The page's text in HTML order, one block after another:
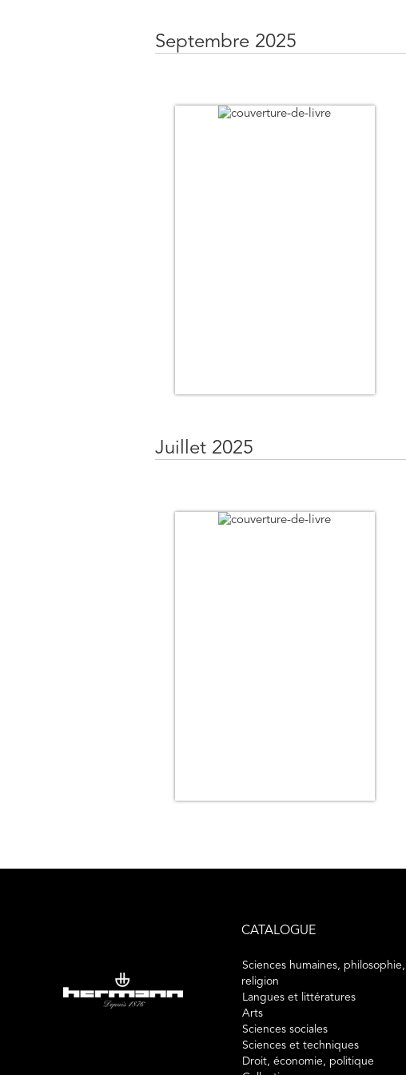
Septembre 2025
Juillet 2025
CATALOGUE
Sciences humaines, philosophie,
religion
Langues et littératures
Arts
Sciences sociales
Sciences et techniques
Droit, économie, politique